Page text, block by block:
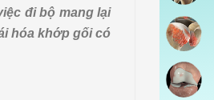
đi bộ mang lại
hóa khớp gối có